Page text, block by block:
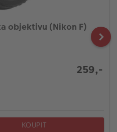
objektivu (Nikon F)
259,-
KOUPIT